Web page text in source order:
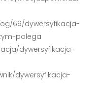
69/dywersyfikacja-
polega
dywersyfikacja-
dywersyfikacja-